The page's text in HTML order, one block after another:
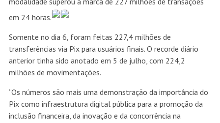
em 24 horas.
Somente no dia 6, foram feitas 227,4 milhões de
transferências via Pix para usuários finais. O recorde diário
anterior tinha sido anotado em 5 de julho, com 224,2
milhões de movimentações.
“Os números são mais uma demonstração da importância do
Pix como infraestrutura digital pública para a promoção da
inclusão financeira, da inovação e da concorrência na